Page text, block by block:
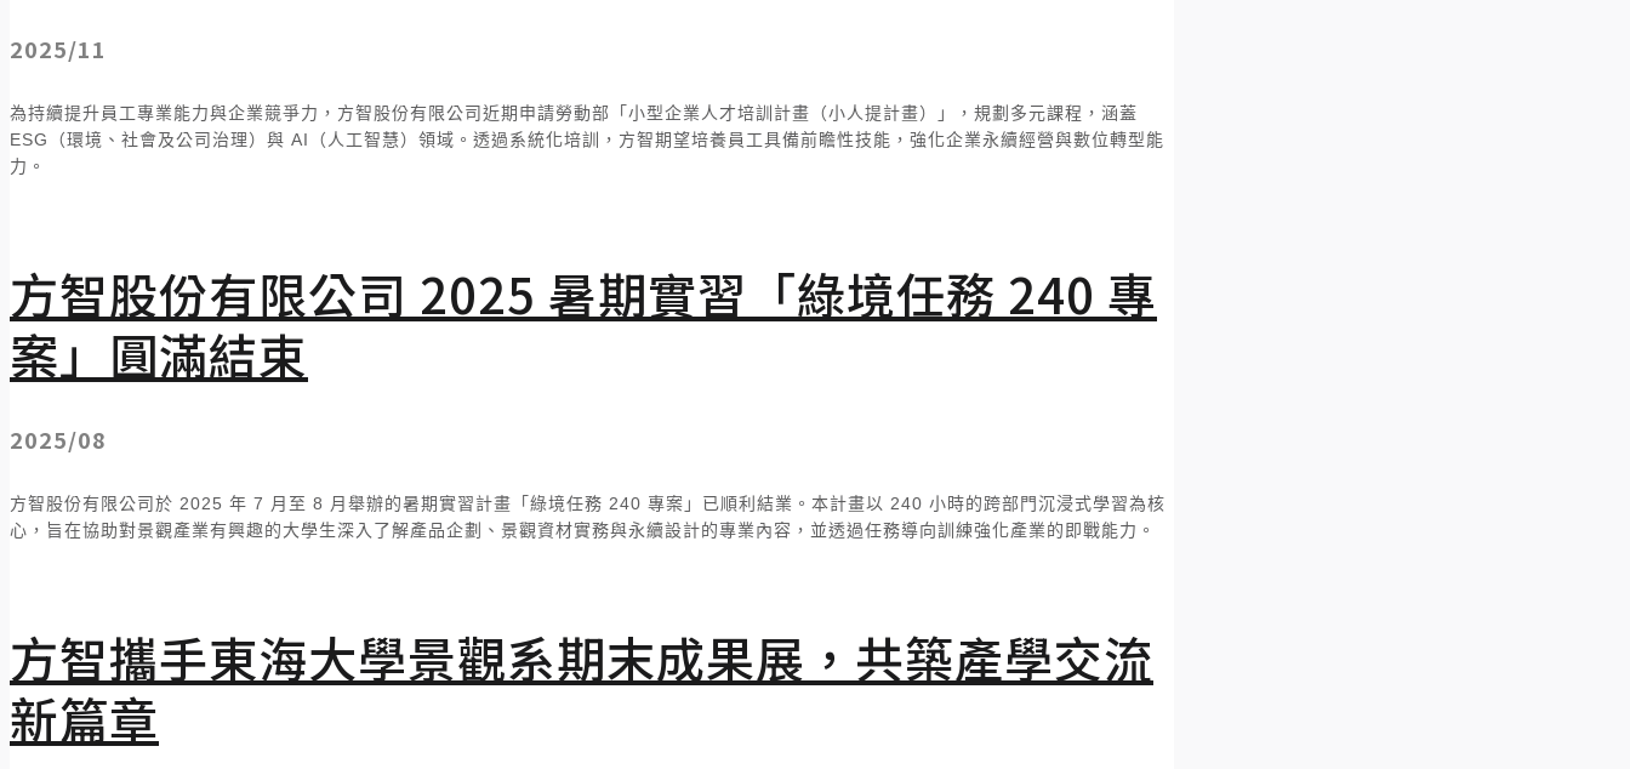
2025/11
為持續提升員工專業能力與企業競爭力，方智股份有限公司近期申請勞動部「小型企業人才培訓計畫（小人提計畫）」，規劃多元課程，涵蓋
ESG（環境、社會及公司治理）與 AI（人工智慧）領域。透過系統化培訓，方智期望培養員工具備前瞻性技能，強化企業永續經營與數位轉型能
力。
方智股份有限公司 2025 暑期實習「綠境任務 240 專
案」圓滿結束
2025/08
方智股份有限公司於 2025 年 7 月 至 8 月舉辦的暑期實習計畫「綠境任務 240 專案」已順利結業。本計畫以 240 小時的跨部門沉浸式學習為核
心，旨在協助對景觀產業有興趣的大學生深入了解產品企劃、 景觀資材實務與永續設計的專業內容，並透過任務導向訓練強化產業的即戰能力。
方智攜手東海大學景觀系期末成果展，共築產學交流
新篇章